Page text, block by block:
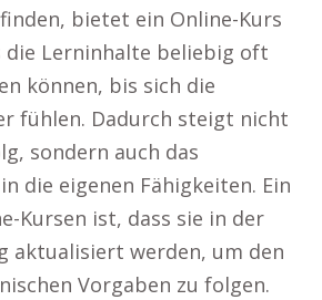
bietet ein Online-Kurs
die Lerninhalte beliebig oft
können, bis sich die
fühlen. Dadurch steigt nicht
sondern auch das
die eigenen Fähigkeiten. Ein
Kursen ist, dass sie in der
aktualisiert werden, um den
Vorgaben zu folgen.